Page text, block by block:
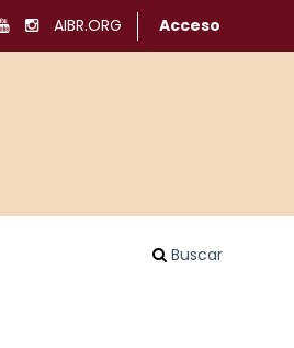
AIBR.ORG Acceso
Buscar